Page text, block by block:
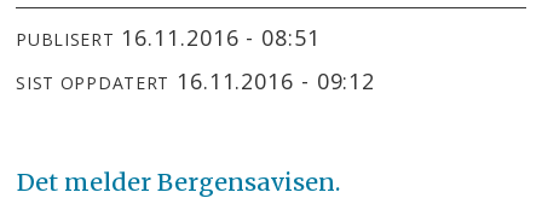
PUBLISERT 16.11.2016 - 08:51
SIST OPPDATERT 16.11.2016 - 09:12
Det melder Bergensavisen.